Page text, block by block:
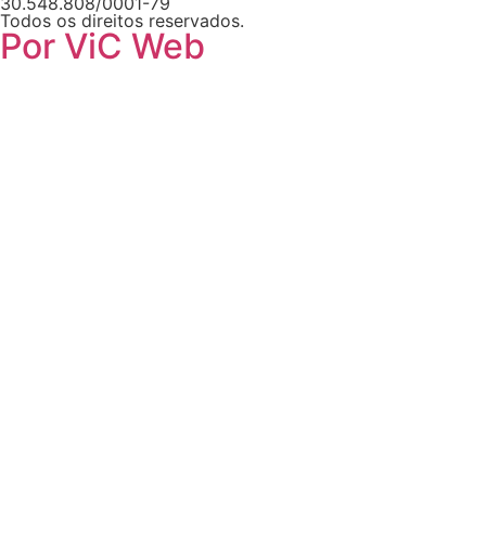
Todos os direitos reservados.
Por ViC Web